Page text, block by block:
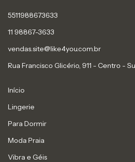
5511988673633
11 98867-3633
vendas.site@like4you.com.br
Rua Francisco Glicério, 911 - Centro -
Início
Lingerie
Para Dormir
Moda Praia
Vibra e Géis